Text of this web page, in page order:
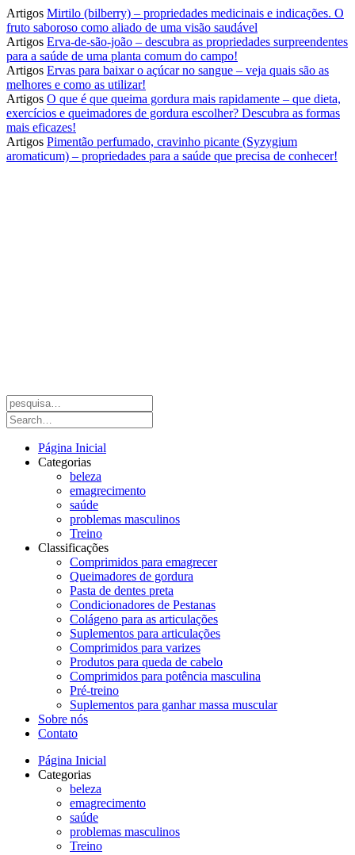
Artigos Mirtilo (bilberry) – propriedades medicinais e indicações. O
fruto saboroso como aliado de uma visão saudável
Artigos Erva-de-são-joão – descubra as propriedades surpreendentes
para a saúde de uma planta comum do campo!
Artigos Ervas para baixar o açúcar no sangue – veja quais são as
melhores e como as utilizar!
Artigos O que é que queima gordura mais rapidamente – que dieta,
exercícios e queimadores de gordura escolher? Descubra as formas
mais eficazes!
Artigos Pimentão perfumado, cravinho picante (Syzygium
aromaticum) – propriedades para a saúde que precisa de conhecer!
Página Inicial
Categorias
beleza
emagrecimento
saúde
problemas masculinos
Treino
Classificações
Comprimidos para emagrecer
Queimadores de gordura
Pasta de dentes preta
Condicionadores de Pestanas
Colágeno para as articulações
Suplementos para articulações
Comprimidos para varizes
Produtos para queda de cabelo
Comprimidos para potência masculina
Pré-treino
Suplementos para ganhar massa muscular
Sobre nós
Contato
Página Inicial
Categorias
beleza
emagrecimento
saúde
problemas masculinos
Treino